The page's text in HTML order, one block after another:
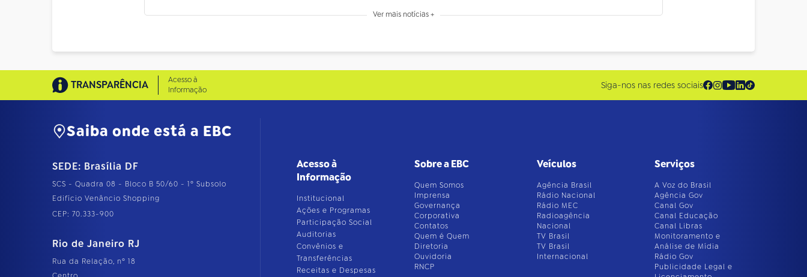
Ver mais notícias +
TRANSPARÊNCIA
Acesso à
Informação
Siga-nos nas redes sociais
Saiba onde está a EBC
SEDE: Brasília DF
SCS - Quadra 08 - Bloco B 50/60 - 1º Subsolo
Edifício Venâncio Shopping
CEP: 70.333-900
Rio de Janeiro RJ
Rua da Relação, nº 18
Acesso à
Informação
Institucional
Ações e Programas
Participação Social
Auditorias
Convênios e
Transferências
Receitas e Despesas
Sobre a EBC
Quem Somos
Imprensa
Governança
Corporativa
Contatos
Quem é Quem
Diretoria
Ouvidoria
RNCP
Veículos
Agência Brasil
Rádio Nacional
Rádio MEC
Radioagência
Nacional
TV Brasil
TV Brasil
Internacional
Serviços
A Voz do Brasil
Agência Gov
Canal Gov
Canal Educação
Canal Libras
Monitoramento e
Análise de Mídia
Rádio Gov
Publicidade Legal e